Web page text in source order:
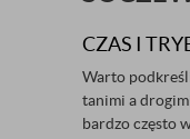
CZAS I
Warto
tanimi a
bardzo często